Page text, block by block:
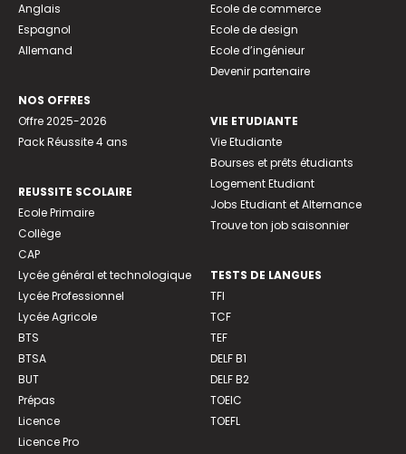
Anglais
Espagnol
Allemand
NOS OFFRES
Offre 2025-2026
Pack Réussite 4 ans
REUSSITE SCOLAIRE
Ecole Primaire
Collège
CAP
Lycée général et technologique
Lycée Professionnel
Lycée Agricole
BTS
BTSA
BUT
Prépas
Licence
Licence Pro
Ecole de commerce
Ecole de design
Ecole d’ingénieur
Devenir partenaire
VIE ETUDIANTE
Vie Etudiante
Bourses et prêts étudiants
Logement Etudiant
Jobs Etudiant et Alternance
Trouve ton job saisonnier
TESTS DE LANGUES
TFI
TCF
TEF
DELF B1
DELF B2
TOEIC
TOEFL